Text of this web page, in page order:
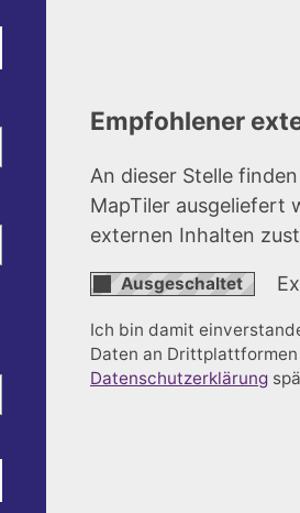
Empfohlener
An dieser Stelle
MapTiler ausgeliefert
externen Inhalten
Ich bin damit
Daten an
Datenschutzerklärung